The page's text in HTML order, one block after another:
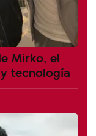
Mirko, el
tecnología